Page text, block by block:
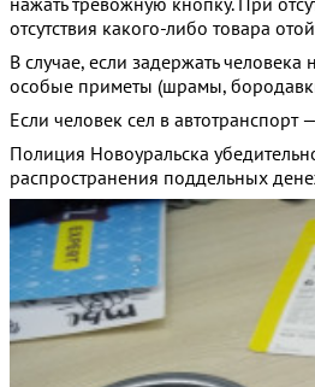
отсутствия какого-либо товара
В случае, если задержать
особые приметы (шрамы,
Если человек сел в
Полиция Новоуральска
распространения поддельных